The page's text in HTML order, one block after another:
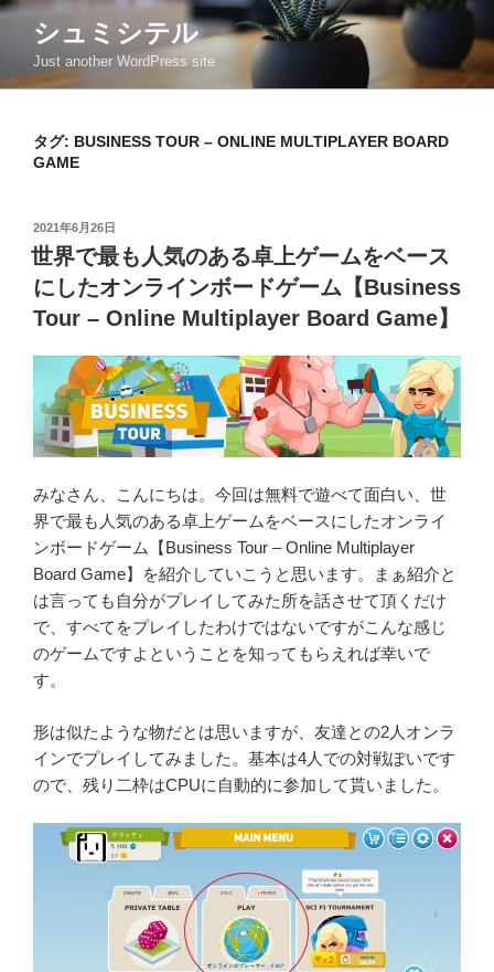
コ
ン
シュミシテル
Just another WordPress site
タグ: BUSINESS TOUR – ONLINE MULTIPLAYER BOARD
GAME
投
稿
日:
2021年6月26日
世界で最も人気のある卓上ゲームをベース
にしたオンラインボードゲーム【Business
Tour – Online Multiplayer Board Game】
みなさん、こんにちは。今回は無料で遊べて面白い、世
界で最も人気のある卓上ゲームをベースにしたオンライ
ンボードゲーム【Business Tour – Online Multiplayer
Board Game】を紹介していこうと思います。まぁ紹介と
は言っても自分がプレイしてみた所を話させて頂くだけ
で、すべてをプレイしたわけではないですがこんな感じ
のゲームですよということを知ってもらえれば幸いで
す。
形は似たような物だとは思いますが、友達との2人オンラ
インでプレイしてみました。基本は4人での対戦ぽいです
ので、残り二枠はCPUに自動的に参加して貰いました。